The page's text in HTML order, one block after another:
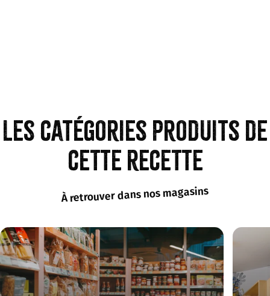
Les catégories produits de
cette recette
À retrouver dans nos magasins